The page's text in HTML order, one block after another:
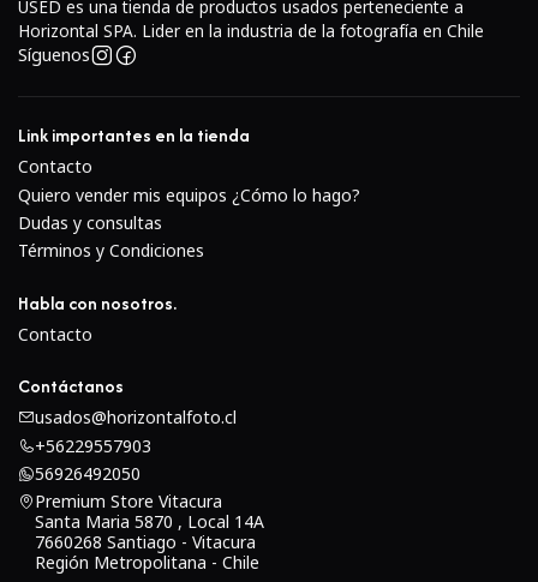
técnicas de enfoque selectivo.
Estabilización de imagen y
enfoque automático
La estabilización óptica de imagen SteadyShot ayuda
a minimizar la apariencia del movimiento de la
cámara para obtener imágenes más nítidas cuando
se dispara con dispositivos de mano con velocidades
USED es una tienda de productos usados perteneciente a
Horizontal SPA. Lider en la industria de la fotografía en Chile
Síguenos
Link importantes en la tienda
Contacto
Quiero vender mis equipos ¿Cómo lo hago?
Dudas y consultas
Términos y Condiciones
Habla con nosotros.
Contacto
Contáctanos
usados@horizontalfoto.cl
+56229557903
56926492050
Premium Store Vitacura
Santa Maria 5870 , Local 14A
7660268 Santiago - Vitacura
Región Metropolitana - Chile